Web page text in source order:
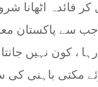
کر فائدہ اٹھانا
سے پاکستان
مکتی باہنی